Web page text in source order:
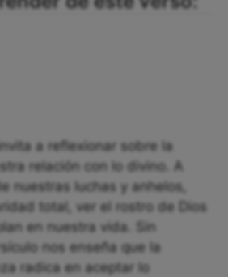
a reflexionar sobre la
relación con lo divino. A
nuestras luchas y anhelos,
total, ver el rostro de Dios
en nuestra vida. Sin
nos enseña que la
radica en aceptar lo